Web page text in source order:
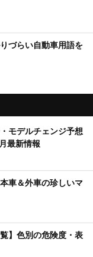
づらい自動車用語を
モデルチェンジ予想
最新情報
車＆外車の珍しいマ
】色別の危険度・表